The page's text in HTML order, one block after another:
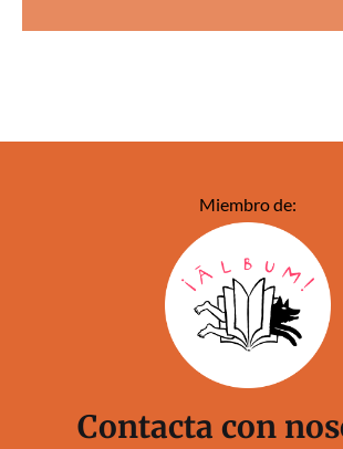
Miembro de:
Contacta con